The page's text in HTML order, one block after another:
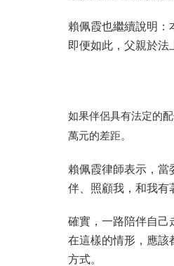
賴佩霞也繼續說明：
即便如此，父親於法
如果伴侶具有法定的
萬元的差距。
賴佩霞律師表示，當
伴、照顧我，和我有
確實，一路陪伴自己
在這樣的情形，應該
方式。